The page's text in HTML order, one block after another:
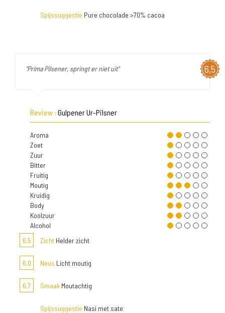
Spijssuggestie Pure chocolade >70% cacoa
6,5
"Prima Pilsener, springt er niet uit"
Review : Gulpener Ur-Pilsner
Aroma
Zoet
Zuur
Bitter
Fruitig
Moutig
Kruidig
Body
Koolzuur
Alcohol
6,5
Zicht Helder zicht
6,0 Neus Licht moutig
6,7 Smaak Moutachtig
Spijssuggestie Nasi met sate